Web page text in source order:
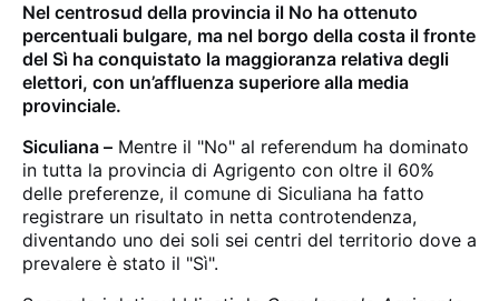
Nel centrosud della provincia il No ha ottenuto
percentuali bulgare, ma nel borgo della costa il fronte
del Sì ha conquistato la maggioranza relativa degli
elettori, con un’affluenza superiore alla media
provinciale.
Siculiana – Mentre il "No" al referendum ha dominato
in tutta la provincia di Agrigento con oltre il 60%
delle preferenze, il comune di Siculiana ha fatto
registrare un risultato in netta controtendenza,
diventando uno dei soli sei centri del territorio dove a
prevalere è stato il "Sì".